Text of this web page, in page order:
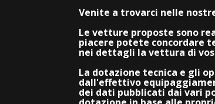
Venite a trovarci nelle
Le vetture proposte sono
piacere potete concordare
nei dettagli la vettura di
La dotazione tecnica e gli
dall'effettivo
dei dati pubblicati dai vari